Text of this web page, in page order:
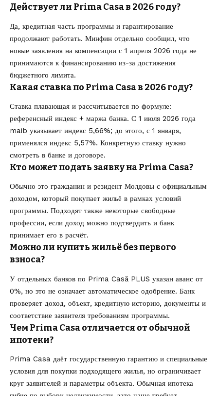
Действует ли Prima Casa в 2026 году?
Да, кредитная часть программы и гарантирование
продолжают работать. Минфин отдельно сообщил, что
новые заявления на компенсации с 1 апреля 2026 года не
принимаются к финансированию из-за достижения
бюджетного лимита.
Какая ставка по Prima Casa в 2026 году?
Ставка плавающая и рассчитывается по формуле:
референсный индекс + маржа банка. С 1 июля 2026 года
maib указывает индекс 5,66%; до этого, с 1 января,
применялся индекс 5,57%. Конкретную ставку нужно
смотреть в банке и договоре.
Кто может подать заявку на Prima Casa?
Обычно это гражданин и резидент Молдовы с официальным
доходом, который покупает жильё в рамках условий
программы. Подходят также некоторые свободные
профессии, если доход можно подтвердить и банк
принимает его в расчёт.
Можно ли купить жильё без первого
взноса?
У отдельных банков по Prima Casă PLUS указан аванс от
0%, но это не означает автоматическое одобрение. Банк
проверяет доход, объект, кредитную историю, документы и
соответствие заявителя требованиям программы.
Чем Prima Casa отличается от обычной
ипотеки?
Prima Casa даёт государственную гарантию и специальные
условия для покупки подходящего жилья, но ограничивает
круг заявителей и параметры объекта. Обычная ипотека